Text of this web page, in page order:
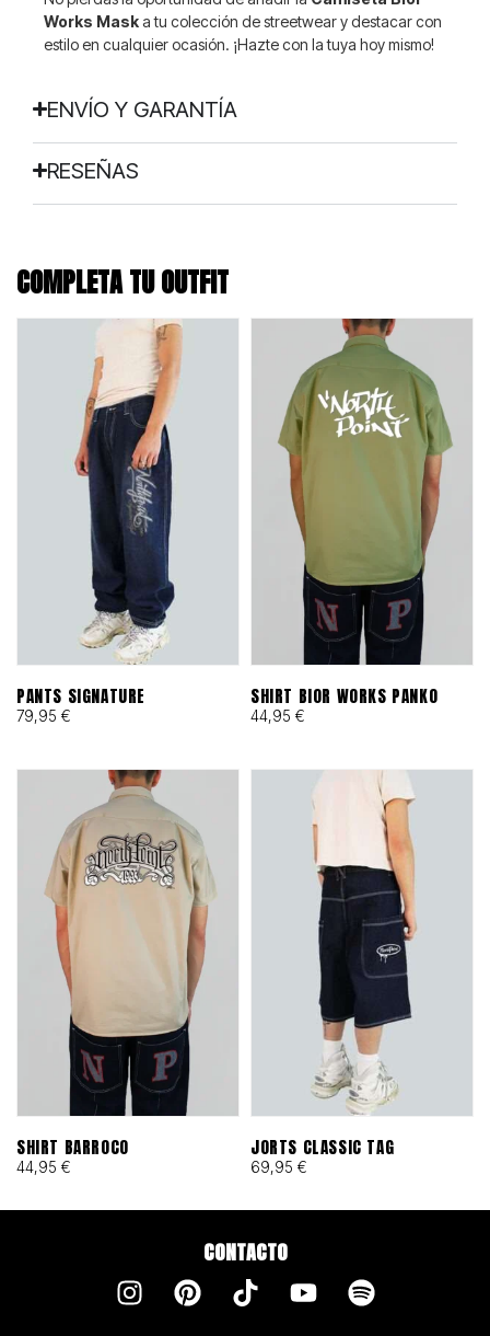
Works Maska tu colección de streetwear y destacar con
estilo en cualquier ocasión. ¡Hazte con la tuya hoy mismo!
ENVÍO Y GARANTÍA
RESEÑAS
COMPLETA TU OUTFIT
PANTS SIGNATURE
79,95 €
SHIRT BIOR WORKS PANKO
44,95 €
SHIRT BARROCO
44,95 €
JORTS CLASSIC TAG
69,95 €
CONTACTO